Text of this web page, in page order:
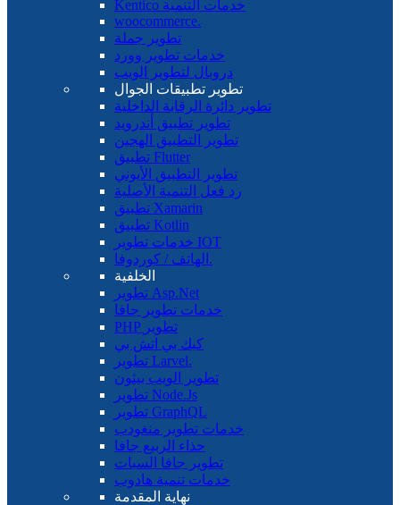
Kentico خدمات التنمية
woocommerce.
تطوير جملة
خدمات تطوير وورد
دروبال لتطوير الويب
تطوير تطبيقات الجوال
تطوير دائرة الرقابة الداخلية
تطوير تطبيق أندرويد
تطوير التطبيق الهجين
تطبيق Flutter
تطوير التطبيق الأيوني
رد فعل التنمية الأصلية
تطبيق Xamarin
تطبيق Kotlin
خدمات تطوير IOT
الهاتف / كوردوفا.
الخلفية
تطوير Asp.Net
خدمات تطوير جافا
PHP تطوير
كيك بي اتش بي
تطوير Larvel.
تطوير الويب بيثون
تطوير Node.Js
تطوير GraphQL
خدمات تطوير منغودب
حذاء الربيع جافا
تطوير جافا السبات
خدمات تنمية هادوب
نهاية المقدمة